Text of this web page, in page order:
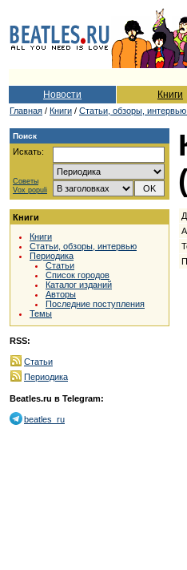
Новости Книги
Главная / Книги / Cтатьи, обзоры,
Поиск
Искать:
Советы
Vox populi
Книги
Книги
Статьи, обзоры, интервью
Периодика
Статьи
Список городов
Каталог изданий
Авторы
Последние поступления
Темы
RSS:
Статьи
Периодика
Beatles.ru в Telegram:
beatles_ru